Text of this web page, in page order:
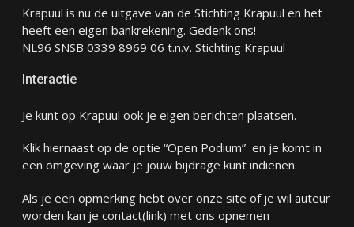
Krapuul is nu de uitgave van de Stichting Krapuul en het
heeft een eigen bankrekening. Gedenk ons!
NL96 SNSB 0339 8969 06 t.n.v. Stichting Krapuul
Interactie
Je kunt op Krapuul ook je eigen berichten plaatsen.
Klik hiernaast op de optie “Open Podium” en je komt in
een omgeving waar je jouw bijdrage kunt indienen.
Als je een opmerking hebt over onze site of je wil auteur
worden kan je contact(link) met ons opnemen